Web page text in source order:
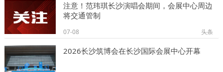
注意！范玮琪长沙演唱会期间，会展中心周边
将交通管制
07-08 头条
2026长沙筑博会在长沙国际会展中心开幕